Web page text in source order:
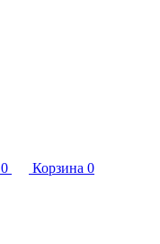
0 Корзина 0